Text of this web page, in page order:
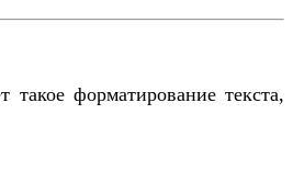
форматирование текста,